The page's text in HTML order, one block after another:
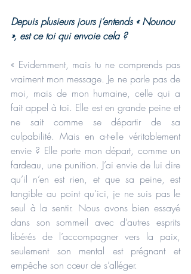
Depuis plusieurs jours j’entends « Nounou
», est ce toi qui envoie cela ?
« Evidemment, mais tu ne comprends pas
vraiment mon message. Je ne parle pas de
moi, mais de mon humaine, celle qui a
fait appel à toi. Elle est en grande peine et
ne sait comme se départir de sa
culpabilité. Mais en a-t-elle véritablement
envie ? Elle porte mon départ, comme un
fardeau, une punition. J’ai envie de lui dire
qu’il n’en est rien, et que sa peine, est
tangible au point qu’ici, je ne suis pas le
seul à la sentir. Nous avons bien essayé
dans son sommeil avec d’autres esprits
libérés de l’accompagner vers la paix,
seulement son mental est prégnant et
empêche son cœur de s’alléger.